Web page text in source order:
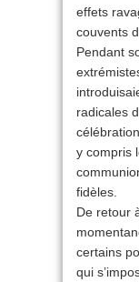
effets
couvents
Pendant
radicales
y compris
fidèles.
De retour
certains
qui